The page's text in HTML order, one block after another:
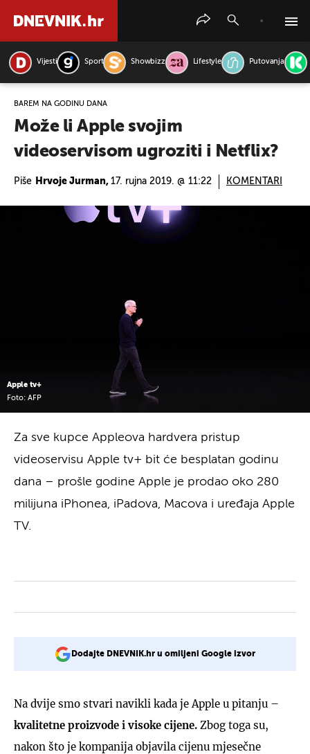
Vijesti Sport Showbizz Lifestyle Putovanja
BAREM NA GODINU DANA
Može li Apple svojim
videoservisom ugroziti i Netflix?
Piše Hrvoje Jurman, 17. rujna 2019. @ 11:22 KOMENTARI
Apple tv+
Foto: AFP
Za sve kupce Appleova hardvera pristup
videoservisu Apple tv+ bit će besplatan godinu
dana – prošle godine Apple je prodao oko 280
milijuna iPhonea, iPadova, Macova i uređaja Apple
TV.
Dodajte DNEVNIK.hr u omiljeni Google izvor
Na dvije smo stvari navikli kada je Apple u pitanju –
kvalitetne proizvode i visoke cijene. Zbog toga su,
nakon što je kompanija objavila cijenu mjesečne
PRETRAŽITE VIJESTI